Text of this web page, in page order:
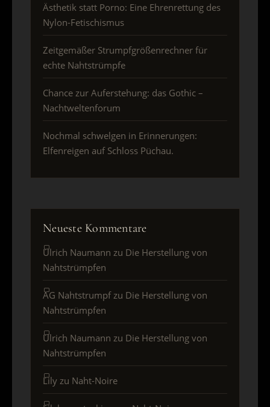
Ästhetik statt Porno: Eine Ehrenrettung des
Nylon-Fetischismus
Zeitgemäßer Strumpfgrößenrechner für
echte Nahtstrümpfe
Chance zur Auferstehung: das Gothic –
Nachtweltenforum
Nochmal schwelgen in Erinnerungen:
Elfenreigen auf Schloss Püchau.
Neueste Kommentare
Ulrich Naumann zu Die Herstellung von
Nahtstrümpfen
AG Nahtstrumpfzu Die Herstellung von
Nahtstrümpfen
Ulrich Naumann zu Die Herstellung von
Nahtstrümpfen
Lily zu Naht-Noire